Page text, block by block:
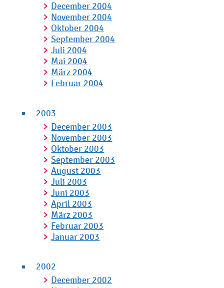
December 2004
November 2004
Oktober 2004
September 2004
Juli 2004
Mai 2004
März 2004
Februar 2004
2003
December 2003
November 2003
Oktober 2003
September 2003
August 2003
Juli 2003
Juni 2003
April 2003
März 2003
Februar 2003
Januar 2003
2002
December 2002